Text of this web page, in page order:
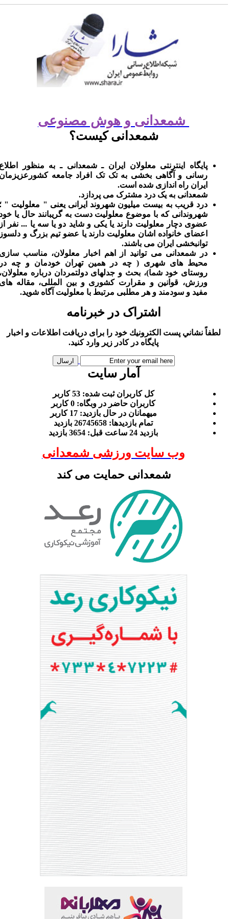
شمعدانی و هوش مصنوعی
شمعدانی کیست؟
پایگاه اینترنتی معلولان ایران ـ شمعدانی ـ به منظور اطلاع
رسانی و آگاهی بخشی به تک تک افراد جامعه کشورعزیزمان
ایران راه اندازی شده است.
شمعدانی به یک درد مشترک می پردازد.
درد قریب به بیست میلیون شهروند ایرانی یعنی " معلولیت " ؛
شهروندانی که با موضوع معلولیت دست به گریبانند حال یا خود
عضوی دچار معلولیت دارند یا یکی و شاید دو یا سه یا ... نفر از
اعضای خانواده اشان معلولیت دارند یا عضو تیم بزرگ و دلسوز
توانبخشی ایران می باشند.
در شمعدانی می توانید از اهم اخبار معلولان، مناسب سازی
محیط های شهری ( چه در همین تهران خودمان و چه در
روستای خود شما)، بحث و جدلهای دولتمردان درباره معلولان،
ورزش، قوانین و مقرارت کشوری و بین المللی، مقاله های
مفید و سودمند و هر مطلبی مرتبط با معلولیت آگاه شوید.
اشتراک در خبرنامه
لطفاً نشاني پست الكترونيك خود را برای دريافت اطلاعات و اخبار
پايگاه در كادر زير وارد كنيد.
آمار سایت
كل کاربران ثبت شده: 53 کاربر
کاربران حاضر در وبگاه: 0 کاربر
ميهمانان در حال بازديد: 17 کاربر
تمام بازديد‌ها: 26745658 بازدید
بازديد 24 ساعت قبل: 3654 بازدید
وب سایت ورزشی شمعدانی
شمعدانی حمایت می کند